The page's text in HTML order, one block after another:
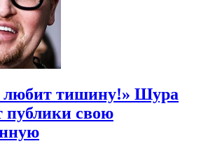
любит тишину!» Шура
публики свою